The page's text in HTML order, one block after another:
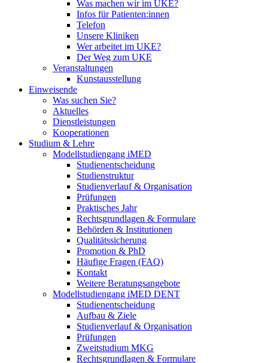
Was machen wir im UKE?
Infos für Patienten:innen
Telefon
Unsere Kliniken
Wer arbeitet im UKE?
Der Weg zum UKE
Veranstaltungen
Kunstausstellung
Einweisende
Was suchen Sie?
Aktuelles
Dienstleistungen
Kooperationen
Studium & Lehre
Modellstudiengang iMED
Studienentscheidung
Studienstruktur
Studienverlauf & Organisation
Prüfungen
Praktisches Jahr
Rechtsgrundlagen & Formulare
Behörden & Institutionen
Qualitätssicherung
Promotion & PhD
Häufige Fragen (FAQ)
Kontakt
Weitere Beratungsangebote
Modellstudiengang iMED DENT
Studienentscheidung
Aufbau & Ziele
Studienverlauf & Organisation
Prüfungen
Zweitstudium MKG
Rechtsgrundlagen & Formulare